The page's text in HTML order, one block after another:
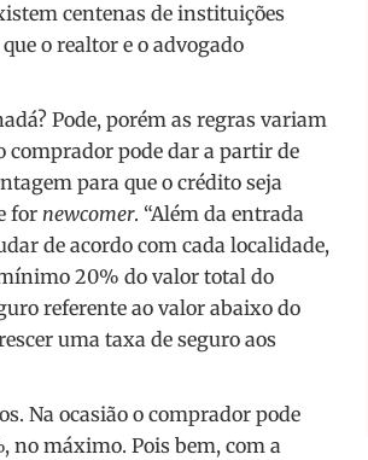
centenas de instituições
o realtor e o advogado
? Pode, porém as regras variam
comprador pode dar a partir de
para que o crédito seja
for newcomer. “Além da entrada
de acordo com cada localidade,
20% do valor total do
referente ao valor abaixo do
uma taxa de seguro aos
Na ocasião o comprador pode
no máximo. Pois bem, com a